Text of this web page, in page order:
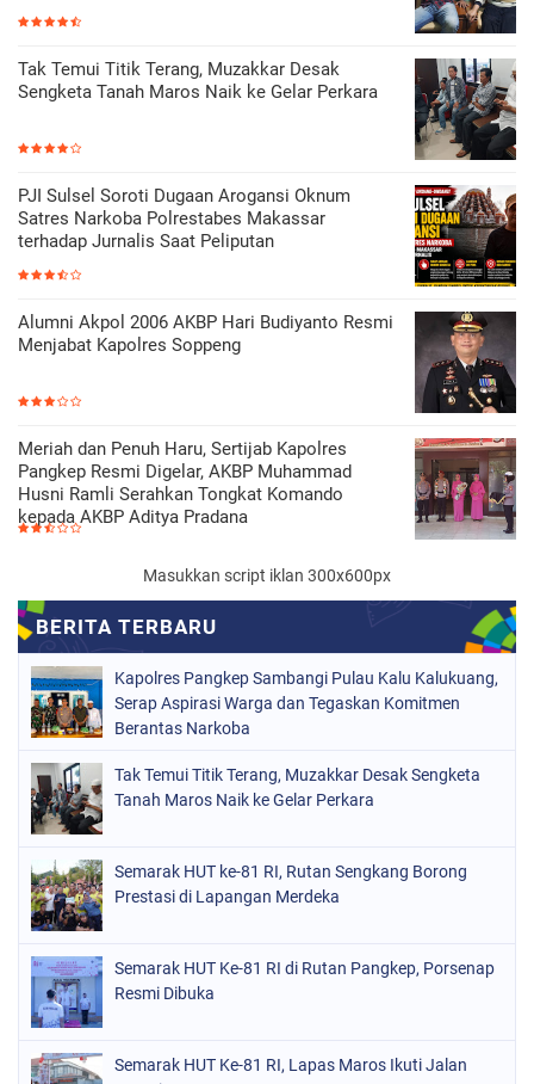
Tak Temui Titik Terang, Muzakkar Desak
Sengketa Tanah Maros Naik ke Gelar Perkara
PJI Sulsel Soroti Dugaan Arogansi Oknum
Satres Narkoba Polrestabes Makassar
terhadap Jurnalis Saat Peliputan
Alumni Akpol 2006 AKBP Hari Budiyanto Resmi
Menjabat Kapolres Soppeng
Meriah dan Penuh Haru, Sertijab Kapolres
Pangkep Resmi Digelar, AKBP Muhammad
Husni Ramli Serahkan Tongkat Komando
kepada AKBP Aditya Pradana
Masukkan script iklan 300x600px
Kapolres Pangkep Sambangi Pulau Kalu Kalukuang,
Serap Aspirasi Warga dan Tegaskan Komitmen
Berantas Narkoba
Tak Temui Titik Terang, Muzakkar Desak Sengketa
Tanah Maros Naik ke Gelar Perkara
Semarak HUT ke-81 RI, Rutan Sengkang Borong
Prestasi di Lapangan Merdeka
Semarak HUT Ke-81 RI di Rutan Pangkep, Porsenap
Resmi Dibuka
Semarak HUT Ke-81 RI, Lapas Maros Ikuti Jalan